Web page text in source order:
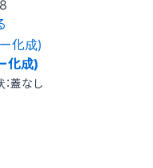
化成)
蓋なし